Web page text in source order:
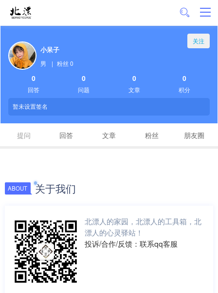
关注
小呆子
男 | 粉丝 0
0
回答
0
问题
0
文章
0
积分
暂未设置签名
提问 回答 文章 粉丝 朋友圈
ABOUT 关于我们
北漂人的家园，北漂人的工具箱，北
漂人的心灵驿站！
投诉/合作/反馈：联系qq客服